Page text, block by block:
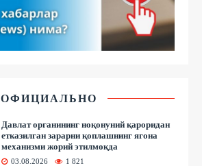
ОФИЦИАЛЬНО
Давлат органининг ноқонуний қароридан
етказилган зарарни қоплашнинг ягона
механизми жорий этилмоқда
03.08.2026 1 821